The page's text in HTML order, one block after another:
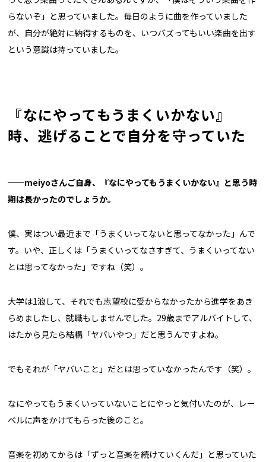
らないぞ」と思っていました。毎日のように曲を作っていました
が、自分が絶対に納得するものを、いつバズってもいい楽曲を出す
という意識は持っていました。
『なにやってもうまくいかない』
時、逃げることで自分を守っていた
──meiyoさんご自身、『なにやってもうまくいかない』と思う時
期は長かったのでしょうか。
僕、実はつい最近まで「うまくいってないと思ってなかった」んで
す。いや、正しくは「うまくいってなさすぎて、うまくいってない
とは思ってなかった」ですね（笑）。
大学は1浪して、それでも志望校に受からなかったから進学をあき
らめましたし、就職もしませんでした。29歳までアルバイトして、
はたから見たら結構「ヤバいやつ」だと思うんですよね。
でもそれが「ヤバいこと」だとは思っていなかったんです（笑）。
なにやってもうまくいっていないことにやっと気付いたのが、レー
ベルに声をかけてもらった後のこと。
音楽を初めてからは「ずっと音楽を続けていくんだ」と思っていた